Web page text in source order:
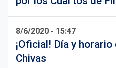
8/6/2020 - 15:47
¡Oficial! Día y
Chivas